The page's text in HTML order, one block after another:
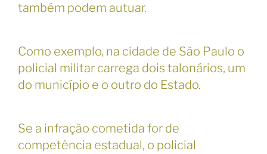
também podem autuar.
Como exemplo, na cidade de São Paulo o
policial militar carrega dois talonários, um
do município e o outro do Estado.
Se a infração cometida for de
competência estadual, o policial